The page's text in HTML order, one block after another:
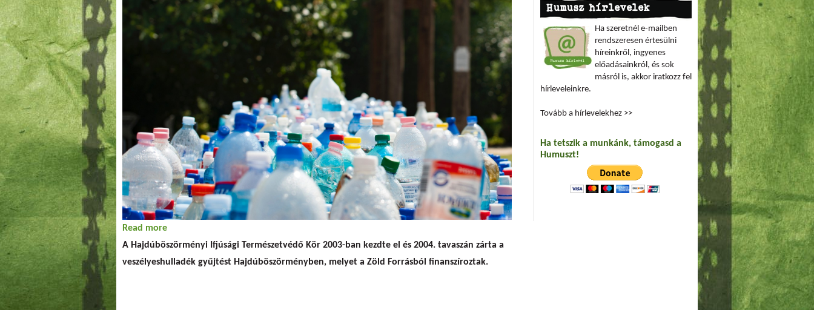
Read more
A Hajdúböszörményi Ifjúsági Természetvédő Kör 2003-ban kezdte el és 2004. tavaszán zárta a
veszélyeshulladék gyűjtést Hajdúböszörményben, melyet a Zöld Forrásból finanszíroztak.
Humusz hírlevelek
Ha szeretnél e-mailben
rendszeresen értesülni
híreinkről, ingyenes
előadásainkról, és sok
másról is, akkor iratkozz fel
hírleveleinkre.
Tovább a hírlevelekhez >>
Ha tetszik a munkánk, támogasd a
Humuszt!